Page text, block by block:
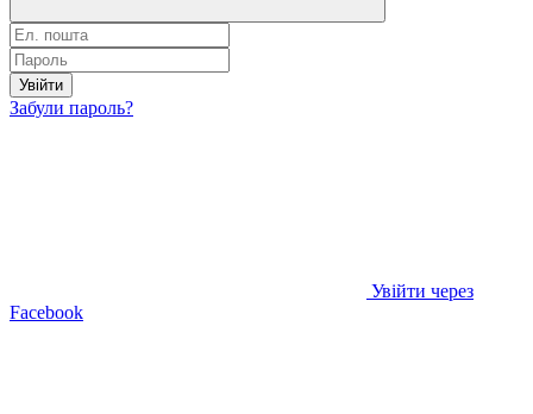
Увійти
Забули пароль?
Увійти через
Facebook